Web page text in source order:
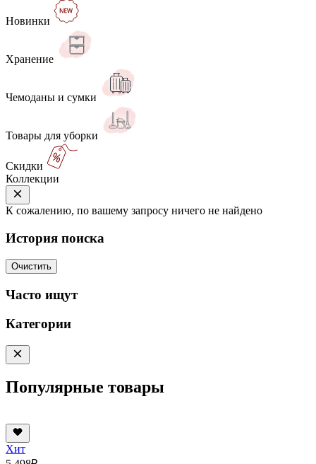
Новинки
Хранение
Чемоданы и сумки
Товары для уборки
Скидки
Коллекции
К сожалению, по вашему запросу ничего не найдено
История поиска
Очистить
Часто ищут
Категории
Популярные товары
Хит